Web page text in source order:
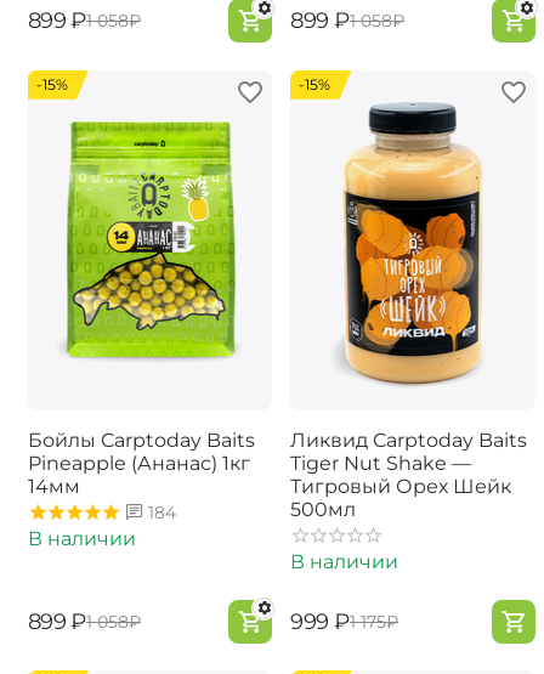
‍899‍ ₽‍1 058‍₽ ‍899‍ ₽‍1 058‍₽
-15%
Бойлы Carptoday Baits
Pineapple (Ананас) 1кг
14мм
184
В наличии
‍899‍ ₽‍1 058‍₽
-15%
Ликвид Carptoday Baits
Tiger Nut Shake —
Тигровый Орех Шейк
500мл
В наличии
‍999‍ ₽‍1 175‍₽